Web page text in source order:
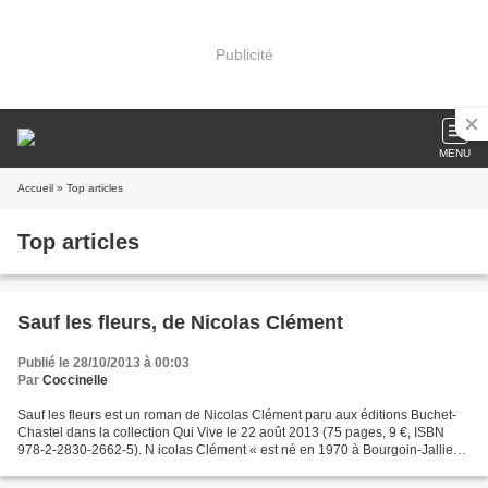
Publicité
MENU
Accueil » Top articles
Top articles
Sauf les fleurs, de Nicolas Clément
Publié le 28/10/2013 à 00:03
Par Coccinelle
Sauf les fleurs est un roman de Nicolas Clément paru aux éditions Buchet-
Chastel dans la collection Qui Vive le 22 août 2013 (75 pages, 9 €, ISBN
978-2-2830-2662-5). N icolas Clément « est né en 1970 à Bourgoin-Jallieu.